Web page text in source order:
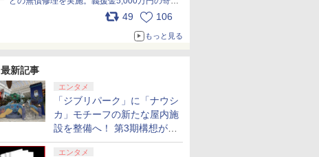
も発表 pic.x.com/BAYsMfUfUC
49 106
もっと見る
最新記事
エンタメ
「ジブリパーク」に「ナウシ
カ」モチーフの新たな屋内施
設を整備へ！ 第3期構想が公
開
エンタメ